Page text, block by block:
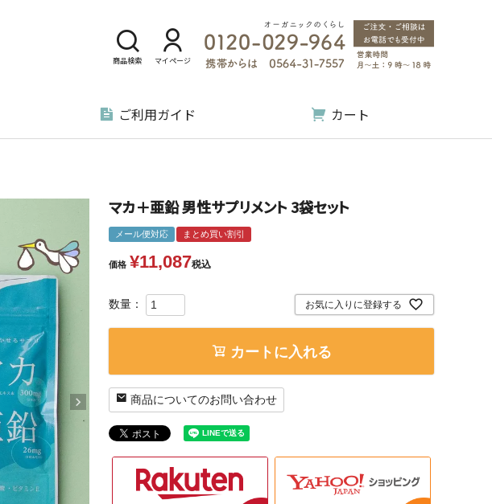
商品検索 マイページ
ご利用ガイド カート
マカ＋亜鉛 男性サプリメント 3袋セット
メール便対応 まとめ買い割引
価格 ¥11,087税込
お気に入りに登録する
カートに入れる
商品についてのお問い合わせ